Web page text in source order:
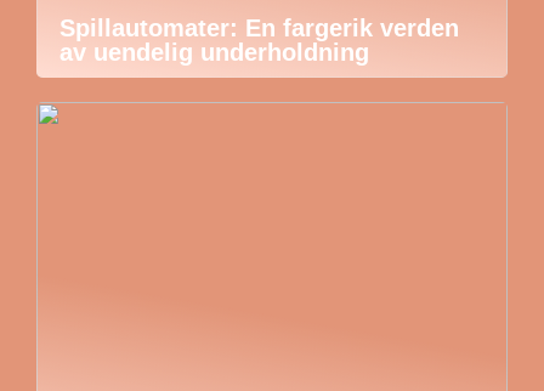
Spillautomater: En fargerik verden
av uendelig underholdning